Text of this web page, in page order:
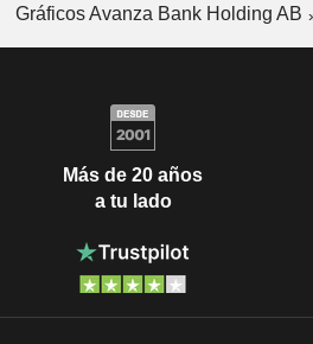
Gráficos Avanza Bank Holding AB
Más de 20 años
a tu lado